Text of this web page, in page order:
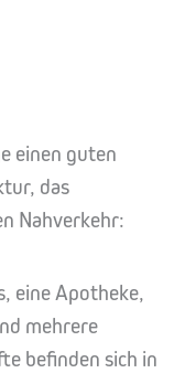
einen guten
das
Nahverkehr:
eine Apotheke,
mehrere
befinden sich in